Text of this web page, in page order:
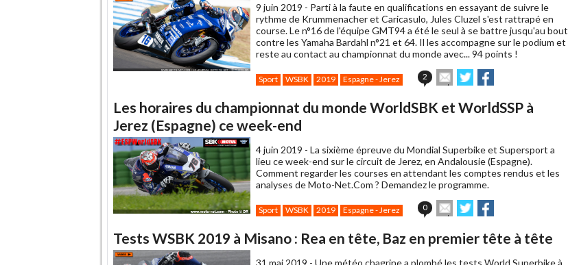
9 juin 2019 - Parti à la faute en qualifications en essayant de suivre le
rythme de Krummenacher et Caricasulo, Jules Cluzel s'est rattrapé en
course. Le n°16 de l'équipe GMT94 a été le seul à se battre jusqu'au bout
contre les Yamaha Bardahl n°21 et 64. Il les accompagne sur le podium et
reste au contact au championnat du monde avec... 94 points !
Sport WSBK 2019 Espagne - Jerez 2
Envoyer
cet
à
Partager
sur sur
Les horaires du championnat du monde WorldSBK et WorldSSP à
Jerez (Espagne) ce week-end
4 juin 2019 - La sixième épreuve du Mondial Superbike et Supersport a
lieu ce week-end sur le circuit de Jerez, en Andalousie (Espagne).
Comment regarder les courses en attendant les comptes rendus et les
analyses de Moto-Net.Com ? Demandez le programme.
Sport WSBK 2019 Espagne - Jerez 0
Envoyer
cet
à
Partager
sur sur
Tests WSBK 2019 à Misano : Rea en tête, Baz en premier tête à tête
31 mai 2019 - Une météo chagrine a plombé les tests World Superbike à